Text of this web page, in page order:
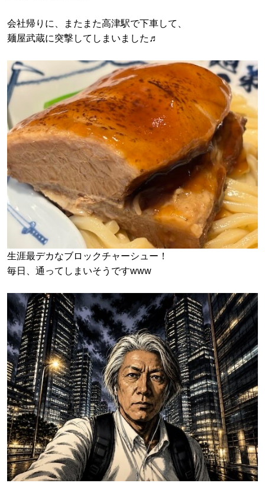
会社帰りに、またまた高津駅で下車して、
麺屋武蔵に突撃してしまいました♬
生涯最デカなブロックチャーシュー！
毎日、通ってしまいそうですwww